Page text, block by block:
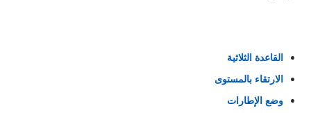
القاعدة الثلاثية
الارتقاء بالمستوى
وضع الإطارات